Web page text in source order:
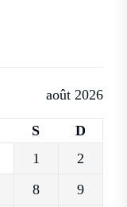
août 2026
S
D
1
2
8
9